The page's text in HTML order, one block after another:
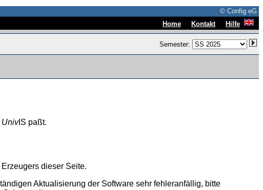
© Config eG
Home Kontakt Hilfe
Semester:
UnivIS paßt.
dieser Seite.
Aktualisierung der Software sehr fehleranfällig, bitte